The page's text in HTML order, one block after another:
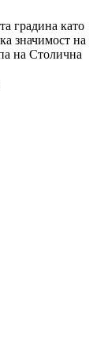
градина като
значимост на
на Столична